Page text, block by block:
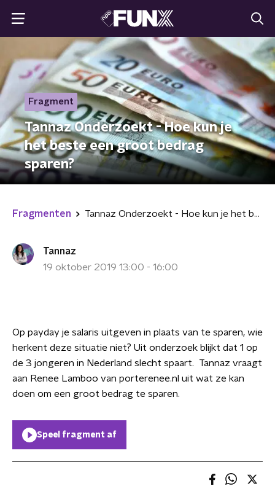
Fragment
Tannaz Onderzoekt - Hoe kun je
het beste een groot bedrag
sparen?
Fragmenten Tannaz Onderzoekt - Hoe kun je het beste een groot bedrag sparen?
Tannaz
19 oktober 2019 13:00 - 16:00
Op payday je salaris uitgeven in plaats van te sparen, wie
herkent deze situatie niet? Uit onderzoek blijkt dat 1 op
de 3 jongeren in Nederland slecht spaart. Tannaz vraagt
aan Renee Lamboo van porterenee.nl uit wat ze kan
doen om een groot bedrag te sparen.
Speel fragment af